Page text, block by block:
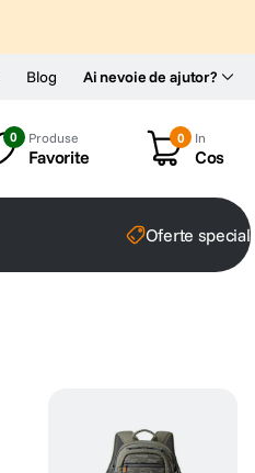
Ai nevoie de ajutor?
Blog
0 Produse
Favorite
0 In
Cos
Oferte